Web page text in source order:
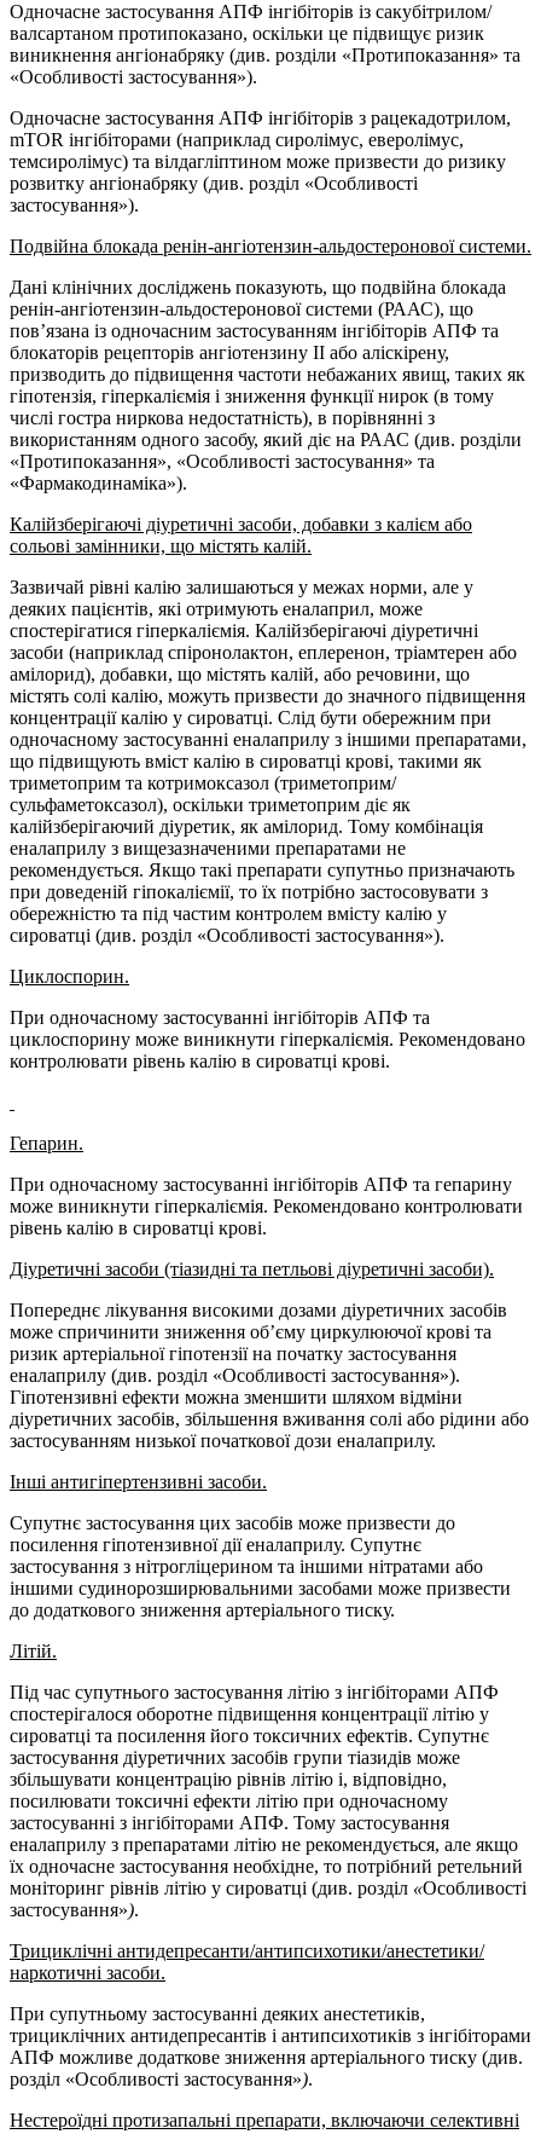
Одночасне застосування АПФ інгібіторів із сакубітрилом/
валсартаном протипоказано, оскільки це підвищує ризик
виникнення ангіонабряку (див. розділи «Протипоказання» та
«Особливості застосування»).
Одночасне застосування АПФ інгібіторів з рацекадотрилом,
mTOR інгібіторами (наприклад сиролімус, еверолімус,
темсиролімус) та вілдагліптином може призвести до ризику
розвитку ангіонабряку (див. розділ «Особливості
застосування»).
Подвійна блокада ренін-ангіотензин-альдостеронової системи.
Дані клінічних досліджень показують, що подвійна блокада
ренін-ангіотензин-альдостеронової системи (РААС), що
пов’язана із одночасним застосуванням інгібіторів АПФ та
блокаторів рецепторів ангіотензину II або аліскірену,
призводить до підвищення частоти небажаних явищ, таких як
гіпотензія, гіперкаліємія і зниження функції нирок (в тому
числі гостра ниркова недостатність), в порівнянні з
використанням одного засобу, який діє на РААС (див. розділи
«Протипоказання», «Особливості застосування» та
«Фармакодинаміка»).
Калійзберігаючі діуретичні засоби, добавки з калієм або
сольові замінники, що містять калій.
Зазвичай рівні калію залишаються у межах норми, але у
деяких пацієнтів, які отримують еналаприл, може
спостерігатися гіперкаліємія. Калійзберігаючі діуретичні
засоби (наприклад спіронолактон, еплеренон, тріамтерен або
амілорид), добавки, що містять калій, або речовини, що
містять солі калію, можуть призвести до значного підвищення
концентрації калію у сироватці. Слід бути обережним при
одночасному застосуванні еналаприлу з іншими препаратами,
що підвищують вміст калію в сироватці крові, такими як
триметоприм та котримоксазол (триметоприм/
сульфаметоксазол), оскільки триметоприм діє як
калійзберігаючий діуретик, як амілорид. Тому комбінація
еналаприлу з вищезазначеними препаратами не
рекомендується. Якщо такі препарати супутньо призначають
при доведеній гіпокаліємії, то їх потрібно застосовувати з
обережністю та під частим контролем вмісту калію у
сироватці (див. розділ «Особливості застосування»).
Циклоспорин.
При одночасному застосуванні інгібіторів АПФ та
циклоспорину може виникнути гіперкаліємія. Рекомендовано
контролювати рівень калію в сироватці крові.
Гепарин.
При одночасному застосуванні інгібіторів АПФ та гепарину
може виникнути гіперкаліємія. Рекомендовано контролювати
рівень калію в сироватці крові.
Діуретичні засоби (тіазидні та петльові діуретичні засоби).
Попереднє лікування високими дозами діуретичних засобів
може спричинити зниження об’єму циркулюючої крові та
ризик артеріальної гіпотензії на початку застосування
еналаприлу (див. розділ «Особливості застосування»).
Гіпотензивні ефекти можна зменшити шляхом відміни
діуретичних засобів, збільшення вживання солі або рідини або
застосуванням низької початкової дози еналаприлу.
Інші антигіпертензивні засоби.
Супутнє застосування цих засобів може призвести до
посилення гіпотензивної дії еналаприлу. Супутнє
застосування з нітрогліцерином та іншими нітратами або
іншими судинорозширювальними засобами може призвести
до додаткового зниження артеріального тиску.
Літій.
Під час супутнього застосування літію з інгібіторами АПФ
спостерігалося оборотне підвищення концентрації літію у
сироватці та посилення його токсичних ефектів. Супутнє
застосування діуретичних засобів групи тіазидів може
збільшувати концентрацію рівнів літію і, відповідно,
посилювати токсичні ефекти літію при одночасному
застосуванні з інгібіторами АПФ. Тому застосування
еналаприлу з препаратами літію не рекомендується, але якщо
їх одночасне застосування необхідне, то потрібний ретельний
моніторинг рівнів літію у сироватці (див. розділ «Особливості
застосування»).
Трициклічні антидепресанти/антипсихотики/анестетики/
наркотичні засоби.
При супутньому застосуванні деяких анестетиків,
трициклічних антидепресантів і антипсихотиків з інгібіторами
АПФ можливе додаткове зниження артеріального тиску (див.
розділ «Особливості застосування»).
Нестероїдні протизапальні препарати, включаючи селективні